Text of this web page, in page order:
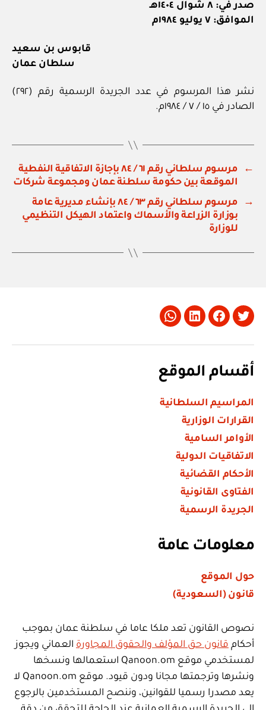
صدر في: ٨ شوال ١٤٠٤هـ
الموافق: ٧ يوليو ١٩٨٤م
قابوس بن سعيد
سلطان عمان
نشر هذا المرسوم في عدد الجريدة الرسمية رقم (٢٩٢)
الصادر في ١٥ / ٧ / ١٩٨٤م.
←
مرسوم سلطاني رقم ٦١ / ٨٤ بإجازة الاتفاقية النفطية
الموقعة بين حكومة سلطنة عمان ومجموعة شركات
→
مرسوم سلطاني رقم ٦٣ / ٨٤ بإنشاء مديرية عامة
بوزارة الزراعة والأسماك واعتماد الهيكل التنظيمي
للوزارة
Twitter
Facebook
LinkedIn
Whatsapp
أقسام الموقع
المراسيم السلطانية
القرارات الوزارية
الأوامر السامية
الاتفاقيات الدولية
الأحكام القضائية
الفتاوى القانونية
الجريدة الرسمية
معلومات عامة
حول الموقع
قانون (السعودية)
نصوص القانون تعد ملكا عاما في سلطنة عمان بموجب
أحكام قانون حق المؤلف والحقوق المجاورة العماني ويجوز
لمستخدمي موقع Qanoon.om استعمالها ونسخها
ونشرها وترجمتها مجانا ودون قيود. موقع Qanoon.om لا
يعد مصدرا رسميا للقوانين، وننصح المستخدمين بالرجوع